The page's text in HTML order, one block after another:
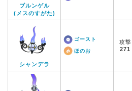
ブルンゲル
(メスのすがた)
シャンデラ
ゴースト
ほのお
攻撃
271